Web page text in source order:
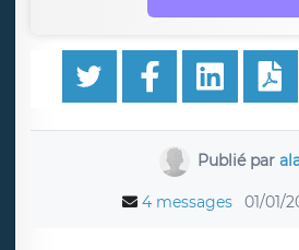
Publié par
4 messages 01/01/